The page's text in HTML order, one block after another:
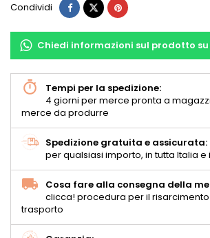
Condividi
Chiedi informazioni sul prodotto su
Tempi per la spedizione:
4 giorni per merce pronta a
merce da produrre
Spedizione gratuita e assicurata:
per qualsiasi importo, in tutta Italia
Cosa fare alla consegna della
clicca! procedura per il
trasporto